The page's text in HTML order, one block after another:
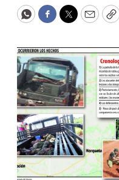
WhatsApp
Facebook
Twitter